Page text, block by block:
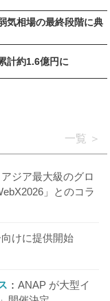
気相場の最終段階に典
計約1.6億円に
一覧
ジア最大級のグロ
」とのコラ
けに提供開始
ANAP が大型イ